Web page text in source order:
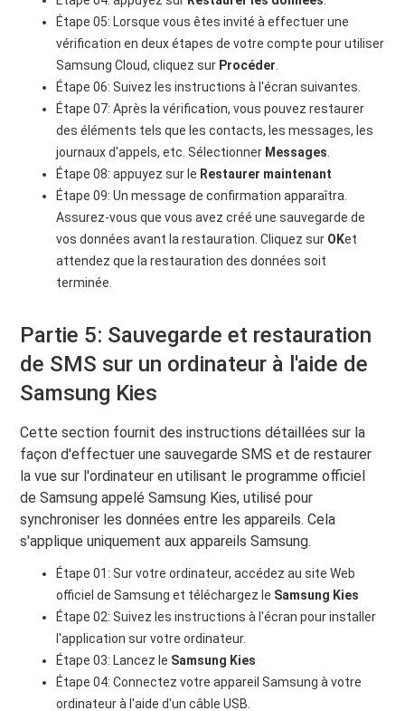
Étape 05: Lorsque vous êtes invité à effectuer une
vérification en deux étapes de votre compte pour utiliser
Samsung Cloud, cliquez sur Procéder.
Étape 06: Suivez les instructions à l'écran suivantes.
Étape 07: Après la vérification, vous pouvez restaurer
des éléments tels que les contacts, les messages, les
journaux d'appels, etc. Sélectionner Messages.
Étape 08: appuyez sur le Restaurer maintenant
Étape 09: Un message de confirmation apparaîtra.
Assurez-vous que vous avez créé une sauvegarde de
vos données avant la restauration. Cliquez sur OKet
attendez que la restauration des données soit
terminée.
Partie 5: Sauvegarde et restauration
de SMS sur un ordinateur à l'aide de
Samsung Kies
Cette section fournit des instructions détaillées sur la
façon d'effectuer une sauvegarde SMS et de restaurer
la vue sur l'ordinateur en utilisant le programme officiel
de Samsung appelé Samsung Kies, utilisé pour
synchroniser les données entre les appareils. Cela
s'applique uniquement aux appareils Samsung.
Étape 01: Sur votre ordinateur, accédez au site Web
officiel de Samsung et téléchargez le Samsung Kies
Étape 02: Suivez les instructions à l'écran pour installer
l'application sur votre ordinateur.
Étape 03: Lancez le Samsung Kies
Étape 04: Connectez votre appareil Samsung à votre
ordinateur à l'aide d'un câble USB.